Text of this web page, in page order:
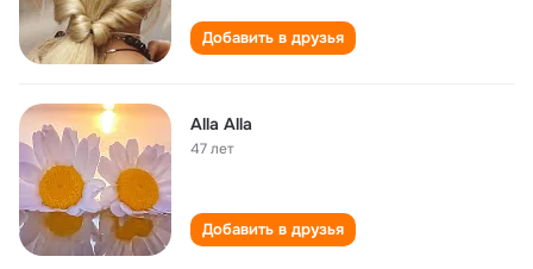
Добавить в друзья
Alla Alla
47 лет
Добавить в друзья